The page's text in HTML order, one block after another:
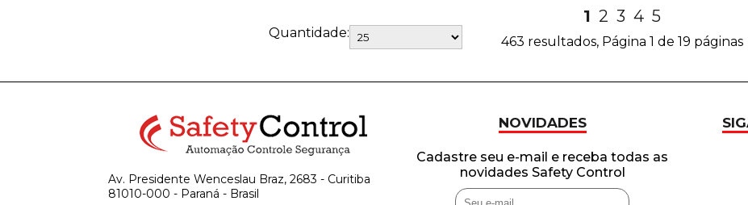
1 2 3 4 5
463 resultados, Página 1 de 19 páginas
Quantidade:
Av. Presidente Wenceslau Braz, 2683 - Curitiba
81010-000 - Paraná - Brasil
NOVIDADES
Cadastre seu e-mail e receba todas as
novidades Safety Control